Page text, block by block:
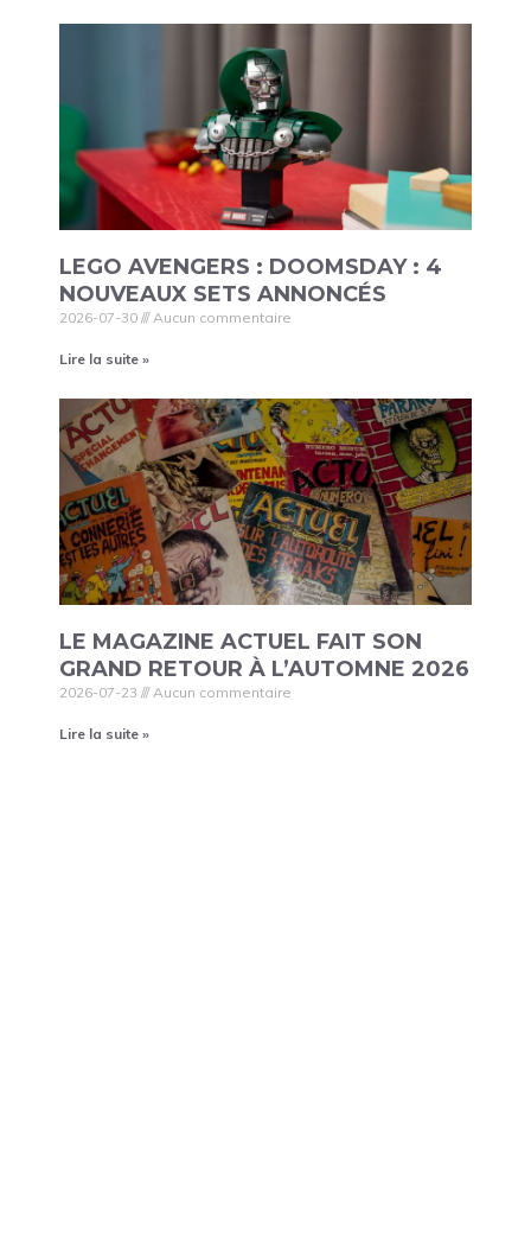
LEGO AVENGERS : DOOMSDAY : 4
NOUVEAUX SETS ANNONCÉS
2026-07-30 Aucun commentaire
Lire la suite »
LE MAGAZINE ACTUEL FAIT SON
GRAND RETOUR À L’AUTOMNE 2026
2026-07-23 Aucun commentaire
Lire la suite »